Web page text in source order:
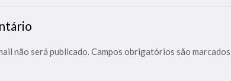
não será publicado.Campos obrigatórios são marcados